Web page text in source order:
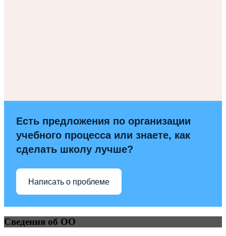
Есть предложения по организации
учебного процесса или знаете, как
сделать школу лучше?
Написать о проблеме
Сведения об ОО